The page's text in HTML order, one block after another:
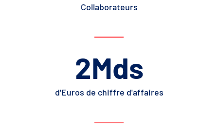
Collaborateurs
d'Euros de chiffre d'affaires
2Mds